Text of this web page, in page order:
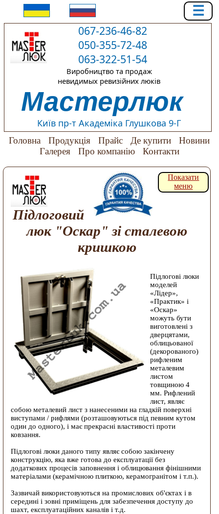
☰
067-236-46-82
050-355-72-48
063-322-51-54
Виробництво та продаж
невидимых ревизійних люків
Мастерлюк
Київ пр-т Академіка Глушкова 9-Г
Головна Продукція Прайс Де купити
Новини
Галерея
Про компанію Контакти
Показати
меню
Підлоговий
люк "Оскар" зі сталевою
кришкою
Підлогові люки
моделей
«Лідер»,
«Практик» і
«Оскар»
можуть бути
виготовлені з
дверцятами,
облицьованої
(декорованого)
рифленим
металевим
листом
товщиною 4
мм. Рифлений
лист, являє
собою металевий лист з нанесеними на гладкій поверхні
виступами / рифлями (розташовуються під певним кутом
один до одного), і має прекрасні властивості проти
ковзання.
Підлогові люки даного типу являє собою закінчену
конструкцію, яка вже готова до експлуатації без
додаткових процесів заповнення і облицювання фінішними
матеріалами (керамічною плиткою, керамогранітом і т.п.).
Зазвичай використовуються на промислових об'єктах і в
середині і зовні приміщень для забезпечення доступу до
шахт, експлуатаційних каналів і т.д.